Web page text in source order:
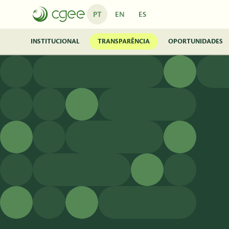
Pular para o Conteúdo principal
PT EN ES
INSTITUCIONAL TRANSPARÊNCIA OPORTUNIDADES